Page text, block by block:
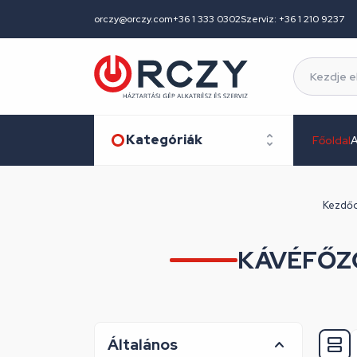
orczy@orczy.com+36 1 333 0302Szerviz: +36 1 210 9237
Kategóriák Főoldal
Általános